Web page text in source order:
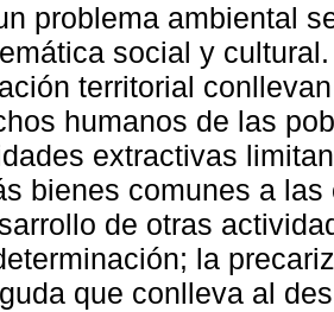
problema ambiental
social y
territorial
humanos de las
extractivas
bienes comunes a
de otras
la
que conlleva al